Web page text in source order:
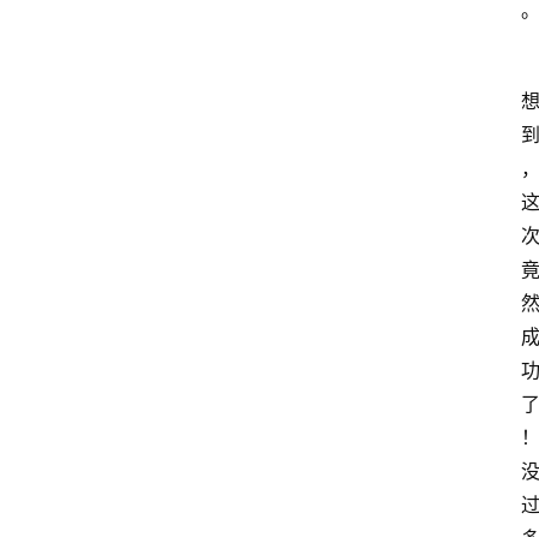
。
想
到
，
这
次
竟
然
成
功
了
！
没
过